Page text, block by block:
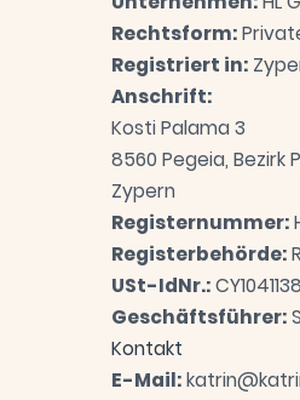
Rechtsform:
Registriert in:
Anschrift:
Kosti Palama 3
8560 Pegeia, Bezirk
Zypern
Registernummer:
Registerbehörde:
USt-IdNr.:
Geschäftsführer:
Kontakt
E-Mail: